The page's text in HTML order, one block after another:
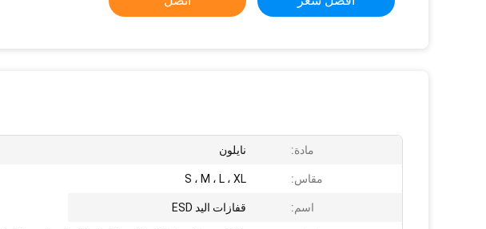
مادة: نايلون
مقاس: S ، M ، L ، XL
اسم: قفازات اليد ESD